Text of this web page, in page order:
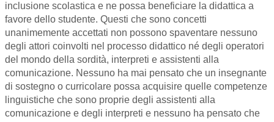
inclusione scolastica e ne possa beneficiare la didattica a
favore dello studente. Questi che sono concetti
unanimemente accettati non possono spaventare nessuno
degli attori coinvolti nel processo didattico né degli operatori
del mondo della sordità, interpreti e assistenti alla
comunicazione. Nessuno ha mai pensato che un insegnante
di sostegno o curricolare possa acquisire quelle competenze
linguistiche che sono proprie degli assistenti alla
comunicazione e degli interpreti e nessuno ha pensato che